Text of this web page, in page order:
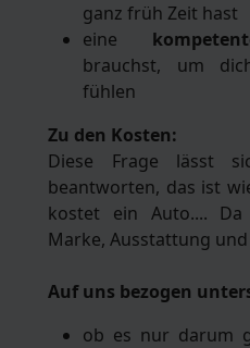
ganz früh Zeit hast
eine
brauchst, um
fühlen
Zu den Kosten:
Diese Frage lässt
beantworten, das ist
kostet ein Auto....
Marke, Ausstattung und
Auf uns bezogen
ob es nur darum